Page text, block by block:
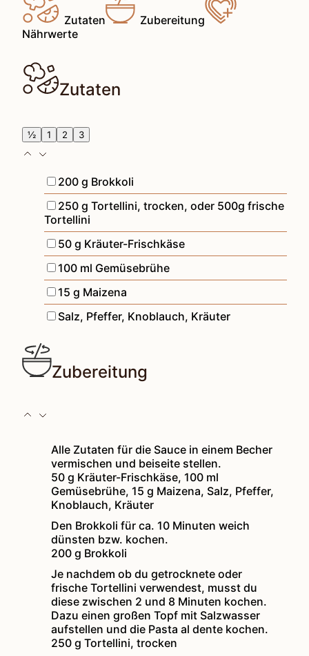
Zutaten
Zubereitung
Nährwerte
Zutaten
½ 1 2 3
▢
200 g Brokkoli
▢
250 g Tortellini, trocken,oder 500g frische
Tortellini
▢
50 g Kräuter-Frischkäse
▢
100 ml Gemüsebrühe
▢
15 g Maizena
▢
Salz, Pfeffer, Knoblauch, Kräuter
Zubereitung
Alle Zutaten für die Sauce in einem Becher
vermischen und beiseite stellen.
50 g Kräuter-Frischkäse, 100 ml
Gemüsebrühe, 15 g Maizena, Salz, Pfeffer,
Knoblauch, Kräuter
Den Brokkoli für ca. 10 Minuten weich
dünsten bzw. kochen.
200 g Brokkoli
Je nachdem ob du getrocknete oder
frische Tortellini verwendest, musst du
diese zwischen 2 und 8 Minuten kochen.
Dazu einen großen Topf mit Salzwasser
aufstellen und die Pasta al dente kochen.
250 g Tortellini, trocken